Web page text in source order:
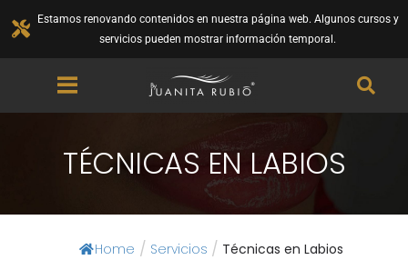
Estamos renovando contenidos en nuestra página web. Algunos cursos y
servicios pueden mostrar información temporal.
TÉCNICAS EN LABIOS
Home / Servicios / Técnicas en Labios